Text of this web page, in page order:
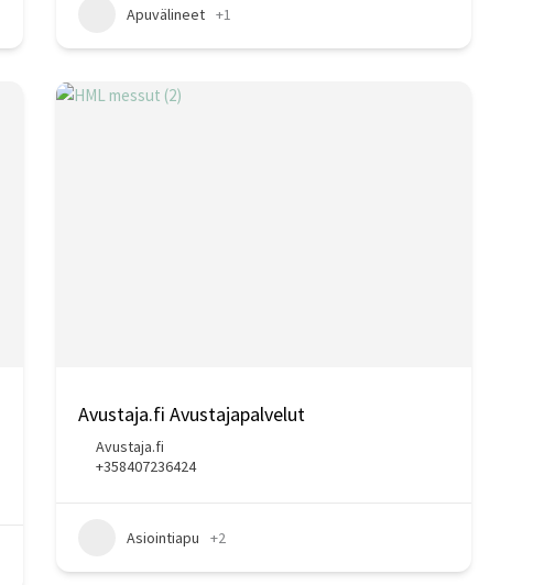
Apuvälineet +1
Avustaja.fi Avustajapalvelut
Avustaja.fi
+358407236424
Asiointiapu +2